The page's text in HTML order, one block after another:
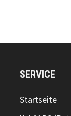
SERVICE
Startseite